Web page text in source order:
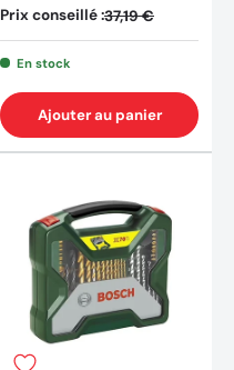
Prix conseillé :37,19 €
En stock
Ajouter au panier